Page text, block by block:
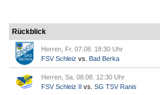
Rückblick
Herren, Fr. 07.08. 18:30 Uhr
FSV Schleiz vs. Bad Berka
Herren, Sa. 08.08. 12:30 Uhr
FSV Schleiz II vs. SG TSV Ranis